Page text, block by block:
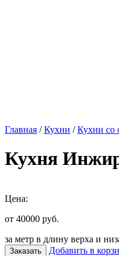
Главная /Кухни /Кухни со
Кухня
Цена:
от 40000 руб.
за метр в длину верха и
Заказать Добавить в